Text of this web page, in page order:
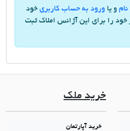
و یا ورود به حساب کاربری خود
خود را برای این آژانس املاک ثبت
خرید ملک
خرید آپارتمان